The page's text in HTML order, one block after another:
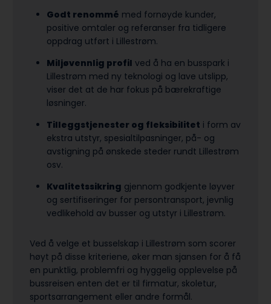
Godt renommé med fornøyde kunder,
positive omtaler og referanser fra tidligere
oppdrag utført i Lillestrøm.
Miljøvennlig profil ved å ha en busspark i
Lillestrøm med ny teknologi og lave utslipp,
viser det at de har fokus på bærekraftige
løsninger.
Tilleggstjenester og fleksibilitet i form av
ekstra utstyr, spesialtilpasninger, på- og
avstigning på ønskede steder rundt Lillestrøm
osv.
Kvalitetssikring gjennom godkjente løyver
og sertifiseringer for persontransport, jevnlig
vedlikehold av busser og utstyr i Lillestrøm.
Ved å velge et busselskap i Lillestrøm som scorer
høyt på disse kriteriene, øker man sjansen for å få
en punktlig, problemfri og hyggelig opplevelse på
bussreisen enten det er til firmatur, skoletur,
sports­arrangement eller andre formål.